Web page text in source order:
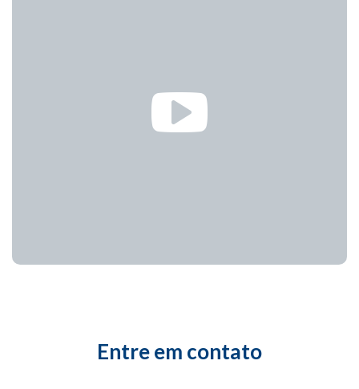
Entre em contato